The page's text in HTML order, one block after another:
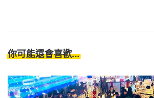
你可能還會喜歡...